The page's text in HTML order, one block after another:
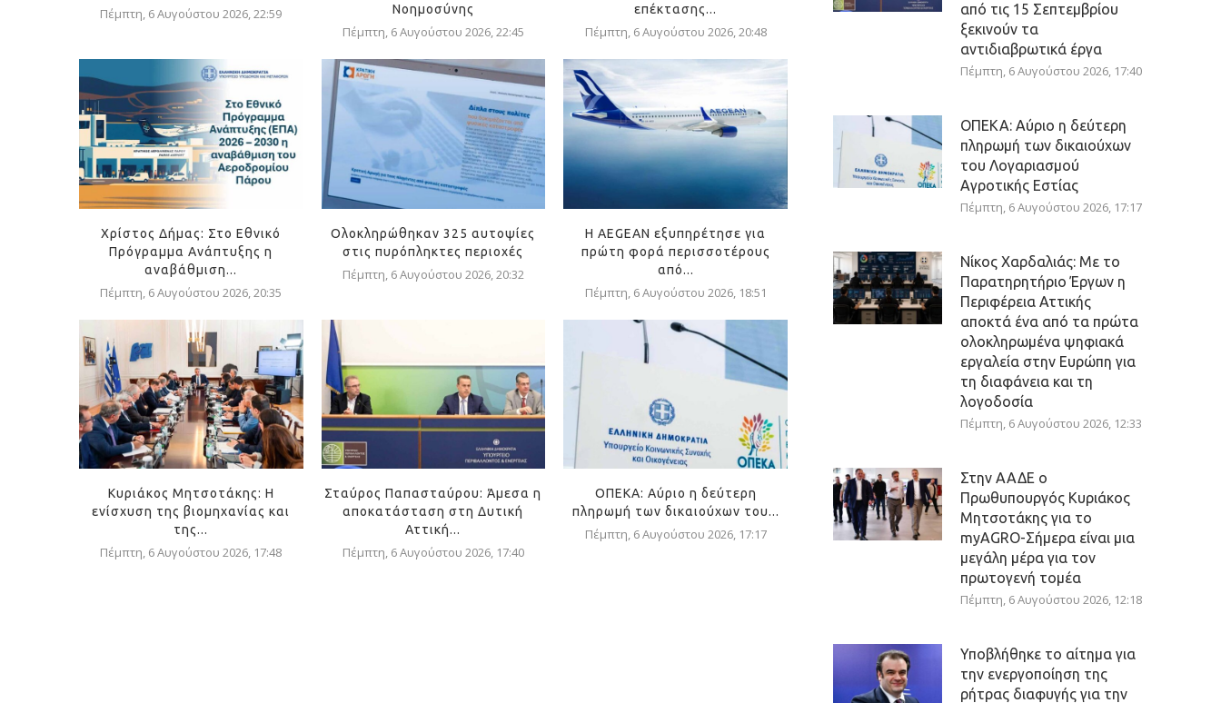
Πέμπτη, 6 Αυγούστου 2026, 22:59
Νοημοσύνης
Πέμπτη, 6 Αυγούστου 2026, 22:45
επέκτασης...
Πέμπτη, 6 Αυγούστου 2026, 20:48
Χρίστος Δήμας: Στο Εθνικό
Πρόγραμμα Ανάπτυξης η
αναβάθμιση...
Πέμπτη, 6 Αυγούστου 2026, 20:35
Ολοκληρώθηκαν 325 αυτοψίες
στις πυρόπληκτες περιοχές
Πέμπτη, 6 Αυγούστου 2026, 20:32
Η AEGEAN εξυπηρέτησε για
πρώτη φορά περισσοτέρους
από...
Πέμπτη, 6 Αυγούστου 2026, 18:51
Κυριάκος Μητσοτάκης: Η
ενίσχυση της βιομηχανίας και
της...
Πέμπτη, 6 Αυγούστου 2026, 17:48
Σταύρος Παπασταύρου: Άμεσα η
αποκατάσταση στη Δυτική
Αττική...
Πέμπτη, 6 Αυγούστου 2026, 17:40
ΟΠΕΚΑ: Αύριο η δεύτερη
πληρωμή των δικαιούχων του...
Πέμπτη, 6 Αυγούστου 2026, 17:17
από τις 15 Σεπτεμβρίου
ξεκινούν τα
αντιδιαβρωτικά έργα
Πέμπτη, 6 Αυγούστου 2026, 17:40
ΟΠΕΚΑ: Αύριο η δεύτερη
πληρωμή των δικαιούχων
του Λογαριασμού
Αγροτικής Εστίας
Πέμπτη, 6 Αυγούστου 2026, 17:17
Νίκος Χαρδαλιάς: Με το
Παρατηρητήριο Έργων η
Περιφέρεια Αττικής
αποκτά ένα από τα πρώτα
ολοκληρωμένα ψηφιακά
εργαλεία στην Ευρώπη για
τη διαφάνεια και τη
λογοδοσία
Πέμπτη, 6 Αυγούστου 2026, 12:33
Στην ΑΑΔΕ ο
Πρωθυπουργός Κυριάκος
Μητσοτάκης για το
myAGRO-Σήμερα είναι μια
μεγάλη μέρα για τον
πρωτογενή τομέα
Πέμπτη, 6 Αυγούστου 2026, 12:18
Υποβλήθηκε το αίτημα για
την ενεργοποίηση της
ρήτρας διαφυγής για την